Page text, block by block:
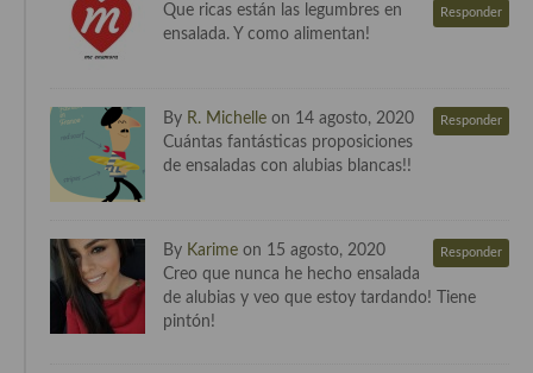
Cocina Hungara
Cocina Italiana
Cocina Luxemburgo
Cocina portuguesa
Cocina Rusa
Responder
Que ricas están las legumbres en
ensalada. Y como alimentan!
By R. Michelle on 14 agosto, 2020 Responder
Cuántas fantásticas proposiciones
de ensaladas con alubias blancas!!
By Karime on 15 agosto, 2020 Responder
Creo que nunca he hecho ensalada
de alubias y veo que estoy tardando! Tiene
pintón!